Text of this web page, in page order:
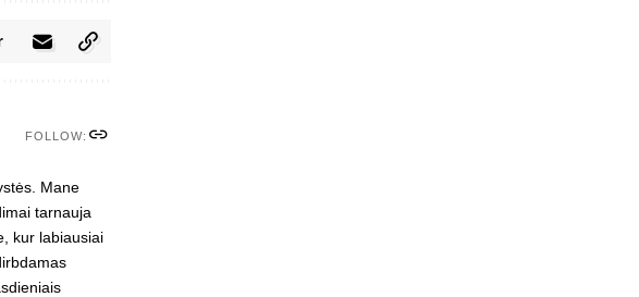
FOLLOW:
Mane
tarnauja
kur labiausiai